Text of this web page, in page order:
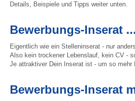
Details, Beispiele und Tipps weiter unten.
Bewerbungs-Inserat
Eigentlich wie ein Stelleninserat - nur
Also kein trockener Lebenslauf, kein CV -
Je attraktiver Dein Inserat ist - um so mehr
Bewerbungs-Inserat